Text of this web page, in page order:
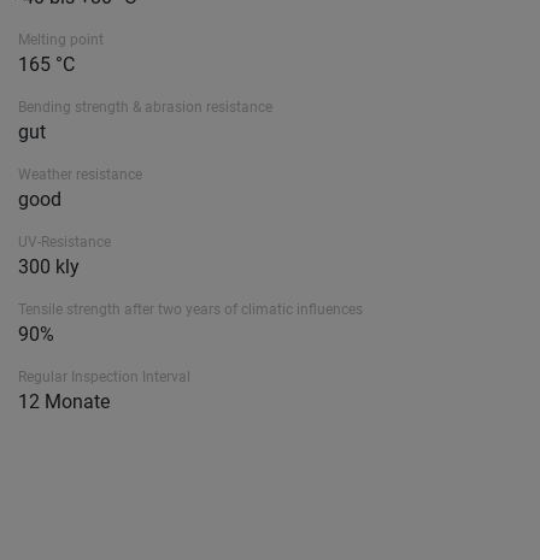
Melting point
165 °C
Bending strength & abrasion resistance
gut
Weather resistance
good
UV-Resistance
300 kly
Tensile strength after two years of climatic influences
90%
Regular Inspection Interval
12 Monate